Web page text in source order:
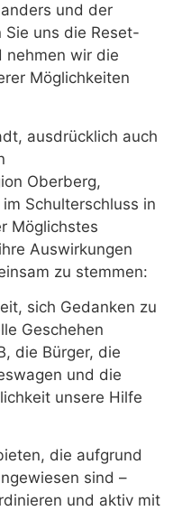
und der
Sie uns die Reset-
nehmen wir die
Möglichkeiten
ausdrücklich auch
Oberberg,
Schulterschluss in
Möglichstes
Auswirkungen
zu stemmen:
sich Gedanken zu
Geschehen
die Bürger, die
und die
unsere Hilfe
die aufgrund
sind –
und aktiv mit